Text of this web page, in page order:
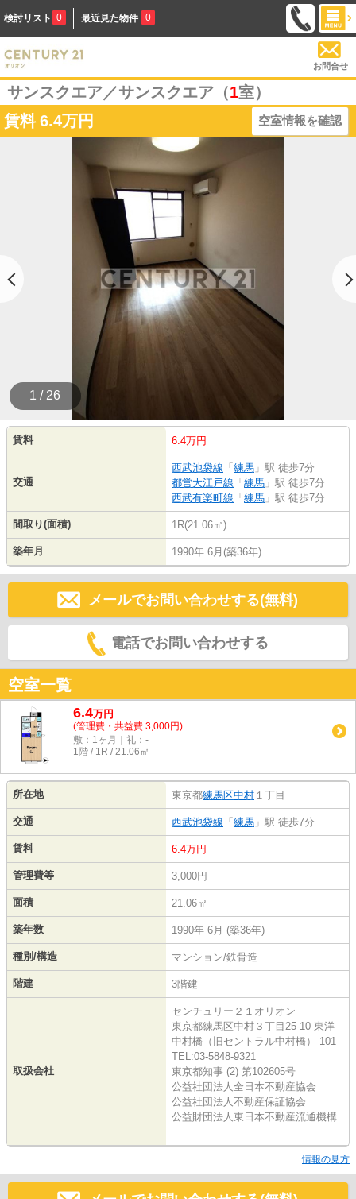
検討リスト 0 最近見た物件 0
お問合せ
サンスクエア／サンスクエア（1室）
賃料 6.4万円 空室情報を確認
1 / 26
賃料 6.4万円
交通
西武池袋線 「 練馬 」駅 徒歩7分
都営大江戸線 「 練馬 」駅 徒歩7分
西武有楽町線 「 練馬 」駅 徒歩7分
間取り(面積) 1R(21.06㎡)
築年月 1990年 6月(築36年)
メールでお問い合わせする(無料)
電話でお問い合わせする
空室一覧
6.4万円
(管理費・共益費 3,000円)
敷：1ヶ月｜礼：-
1階 / 1R / 21.06㎡
所在地 東京都練馬区中村 １丁目
交通 西武池袋線 「 練馬 」駅 徒歩7分
賃料 6.4万円
管理費等 3,000円
面積 21.06㎡
築年数 1990年 6月 (築36年)
種別/構造 マンション/鉄骨造
階建 3階建
取扱会社
センチュリー２１オリオン
東京都練馬区中村３丁目25-10 東洋
中村橋（旧セントラル中村橋） 101
TEL:03-5848-9321
東京都知事 (2) 第102605号
公益社団法人全日本不動産協会
公益社団法人不動産保証協会
公益財団法人東日本不動産流通機構
情報の見方